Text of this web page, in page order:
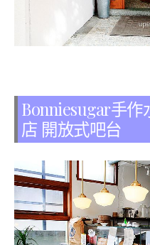
Bonniesugar手作
店 開放式吧台